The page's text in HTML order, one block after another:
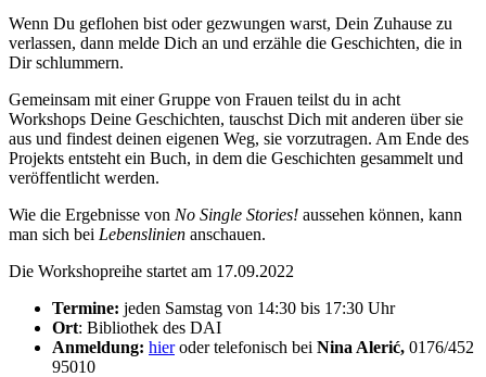
Wenn Du geflohen bist oder gezwungen warst, Dein Zuhause zu
verlassen, dann melde Dich an und erzähle die Geschichten, die in
Dir schlummern.
Gemeinsam mit einer Gruppe von Frauen teilst du in acht
Workshops Deine Geschichten, tauschst Dich mit anderen über sie
aus und findest deinen eigenen Weg, sie vorzutragen. Am Ende des
Projekts entsteht ein Buch, in dem die Geschichten gesammelt und
veröffentlicht werden.
Wie die Ergebnisse von No Single Stories! aussehen können, kann
man sich bei Lebenslinien anschauen.
Die Workshopreihe startet am 17.09.2022
Termine: jeden Samstag von 14:30 bis 17:30 Uhr
Ort: Bibliothek des DAI
Anmeldung: hieroder telefonisch bei Nina Alerić, 0176/452
95010